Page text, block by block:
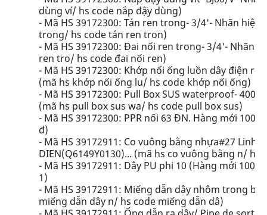
dùng ví/ hs code nắp đậy dùng)
- Mã HS 39172300: Tán ren trong- 3/4'- Nhãn
trong/ hs code tán ren tron)
- Mã HS 39172300: Đai nối ren trong- 3/4'- Nhãn
ren tro/ hs code đai nối ren)
- Mã HS 39172300: Khớp nối ống luồn dây điện
(mã hs khớp nối ống lu/ hs code khớp nối ống)
- Mã HS 39172300: Pull Box SUS waterproof-
(mã hs pull box sus wa/ hs code pull box sus)
- Mã HS 39172300: PPR nối 63 ĐN. Hàng mới
đ)
- Mã HS 39172911: Co vuông bằng nhựa#27 Linh
DIEN(Q6149Y0130)... (mã hs co vuông bằng n/ hs
- Mã HS 39172911: Dây PU phi 10 (Hàng mới
1)
- Mã HS 39172911: Miếng dẫn dây nhôm trong bo
miếng dẫn dây n/ hs code miếng dẫn dâ)